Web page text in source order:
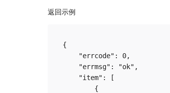
返回示例
{
    "errcode": 0,
    "errmsg": "ok",
    "item": [
        {